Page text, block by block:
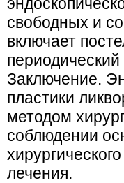
свободных и
включает
Заключение.
пластики
методом
соблюдении
лечения.